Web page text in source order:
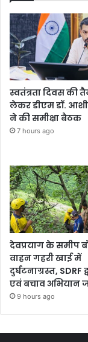
स्वतंत्रता दिवस की
लेकर डीएम डॉ.
ने की समीक्षा बैठक
7 hours ago
देवप्रयाग के समीप
वाहन गहरी खाई में
दुर्घटनाग्रस्त, SDRF
एवं बचाव अभियान
9 hours ago